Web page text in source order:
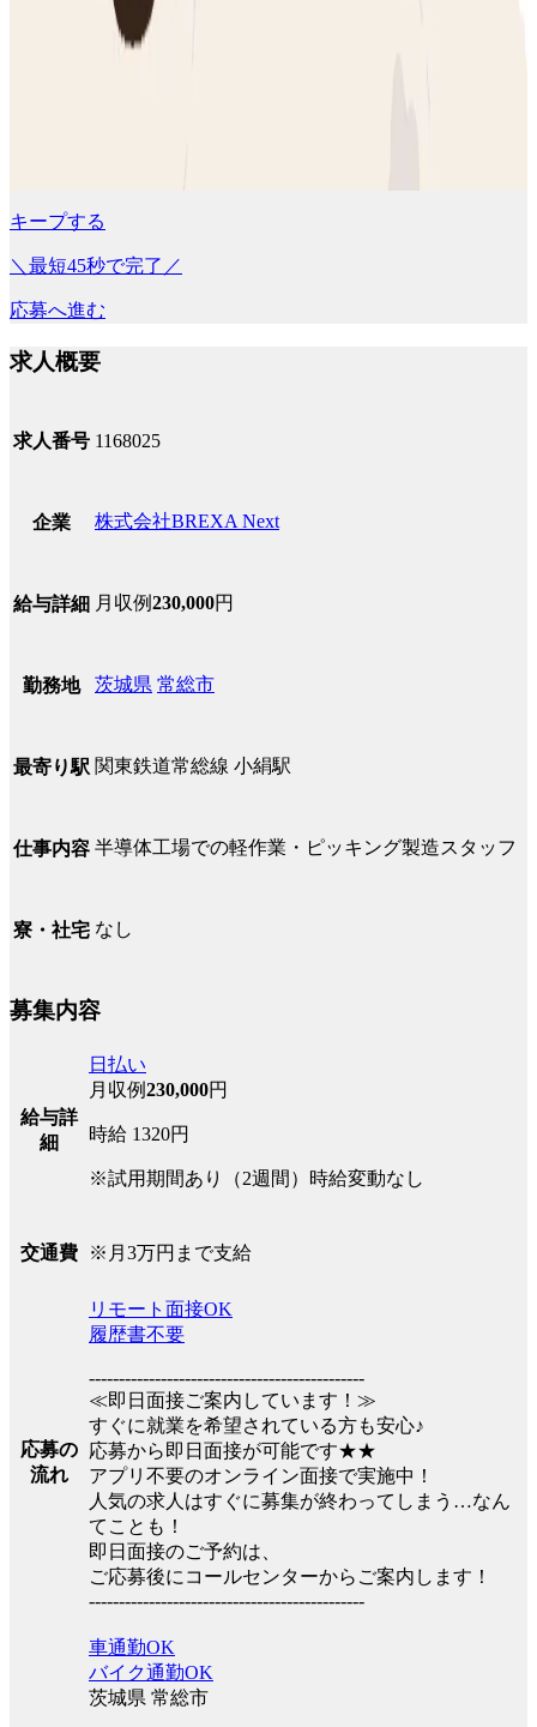
キープする
＼最短45秒で完了／
応募へ進む
求人概要
求人番号 1168025
企業 株式会社BREXA Next
給与詳細 月収例230,000円
勤務地 茨城県 常総市
最寄り駅 関東鉄道常総線 小絹駅
仕事内容 半導体工場での軽作業・ピッキング製造スタッフ
寮・社宅 なし
募集内容
給与詳
細
日払い
月収例230,000円
時給 1320円
※試用期間あり（2週間）時給変動なし
交通費 ※月3万円まで支給
応募の
流れ
リモート面接OK
履歴書不要
----------------------------------------------
≪即日面接ご案内しています！≫
すぐに就業を希望されている方も安心♪
応募から即日面接が可能です★★
アプリ不要のオンライン面接で実施中！
人気の求人はすぐに募集が終わってしまう…なん
てことも！
即日面接のご予約は、
ご応募後にコールセンターからご案内します！
----------------------------------------------
車通勤OK
バイク通勤OK
茨城県 常総市